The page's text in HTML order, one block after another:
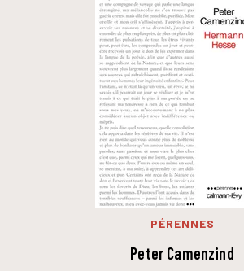
PÉRENNES
Peter Camenzind